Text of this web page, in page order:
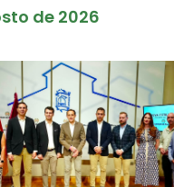
de 2026